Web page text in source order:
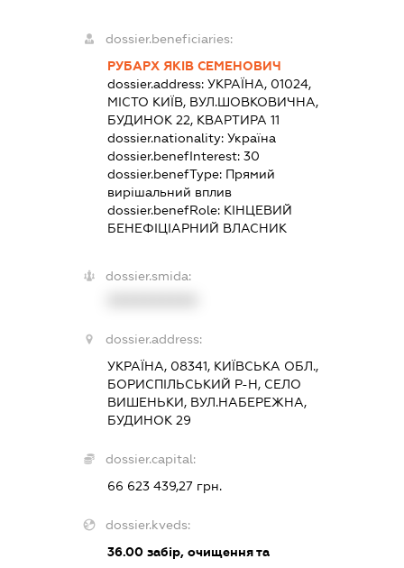
dossier.beneficiaries:
РУБАРХ ЯКІВ СЕМЕНОВИЧ
dossier.address:УКРАЇНА, 01024,
МІСТО КИЇВ, ВУЛ.ШОВКОВИЧНА,
БУДИНОК 22, КВАРТИРА 11
dossier.nationality:Україна
dossier.benefInterest:30
dossier.benefType: Прямий
вирішальний вплив
dossier.benefRole: КІНЦЕВИЙ
БЕНЕФІЦІАРНИЙ ВЛАСНИК
dossier.smida:
dossier.address:
УКРАЇНА, 08341, КИЇВСЬКА ОБЛ.,
БОРИСПІЛЬСЬКИЙ Р-Н, СЕЛО
ВИШЕНЬКИ, ВУЛ.НАБЕРЕЖНА,
БУДИНОК 29
dossier.capital:
66 623 439,27 грн.
dossier.kveds:
36.00 забір, очищення та